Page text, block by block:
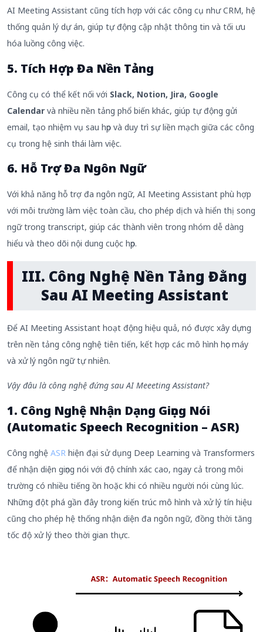
AI Meeting Assistant cũng tích hợp với các công cụ như CRM, hệ
thống quản lý dự án, giúp tự động cập nhật thông tin và tối ưu
hóa luồng công việc.
5. Tích Hợp Đa Nền Tảng
Công cụ có thể kết nối với Slack, Notion, Jira, Google
Calendar và nhiều nền tảng phổ biến khác, giúp tự động gửi
email, tạo nhiệm vụ sau họp và duy trì sự liền mạch giữa các công
cụ trong hệ sinh thái làm việc.
6. Hỗ Trợ Đa Ngôn Ngữ
Với khả năng hỗ trợ đa ngôn ngữ, AI Meeting Assistant phù hợp
với môi trường làm việc toàn cầu, cho phép dịch và hiển thị song
ngữ trong transcript, giúp các thành viên trong nhóm dễ dàng
hiểu và theo dõi nội dung cuộc họp.
III. Công Nghệ Nền Tảng Đằng
Sau AI Meeting Assistant
Để AI Meeting Assistant hoạt động hiệu quả, nó được xây dựng
trên nền tảng công nghệ tiên tiến, kết hợp các mô hình học máy
và xử lý ngôn ngữ tự nhiên.
Vậy đâu là công nghệ đứng sau AI Meeeting Assistant?
1. Công Nghệ Nhận Dạng Giọng Nói
(Automatic Speech Recognition – ASR)
Công nghệ ASR hiện đại sử dụng Deep Learning và Transformers
để nhận diện giọng nói với độ chính xác cao, ngay cả trong môi
trường có nhiều tiếng ồn hoặc khi có nhiều người nói cùng lúc.
Những đột phá gần đây trong kiến trúc mô hình và xử lý tín hiệu
cũng cho phép hệ thống nhận diện đa ngôn ngữ, đồng thời tăng
tốc độ xử lý theo thời gian thực.